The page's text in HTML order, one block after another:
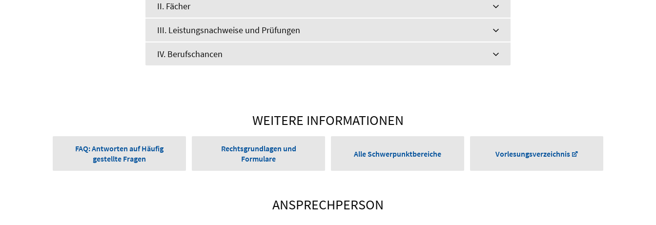
II. Fächer
III. Leistungsnachweise und Prüfungen
IV. Berufschancen
WEITERE INFORMATIONEN
FAQ: Antworten auf Häufig
gestellte Fragen
Rechtsgrundlagen und
Formulare
Alle Schwerpunktbereiche Vorlesungsverzeichnis
ANSPRECHPERSON